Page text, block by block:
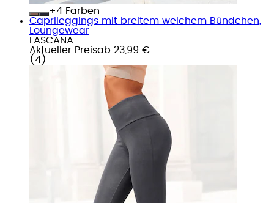
+
Farben
Caprileggings mit breitem weichem Bündchen,
Loungewear
LASCANA
Aktueller Preisab 23,99 €
( 4 )